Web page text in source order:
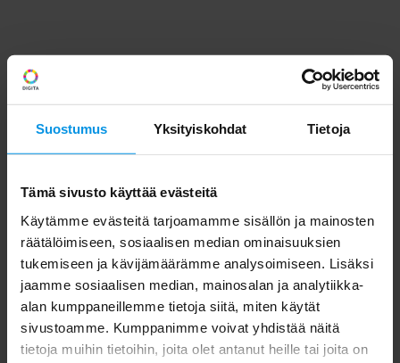
Suostumus Yksityiskohdat Tietoja
Tämä sivusto käyttää evästeitä
Käytämme evästeitä tarjoamamme sisällön ja mainosten
räätälöimiseen, sosiaalisen median ominaisuuksien
tukemiseen ja kävijämäärämme analysoimiseen. Lisäksi
jaamme sosiaalisen median, mainosalan ja analytiikka-
alan kumppaneillemme tietoja siitä, miten käytät
sivustoamme. Kumppanimme voivat yhdistää näitä
tietoja muihin tietoihin, joita olet antanut heille tai joita on